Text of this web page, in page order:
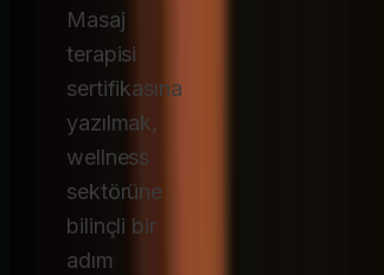
Masaj
terapisi
sertifikasına
yazılmak,
wellness
sektörüne
bilinçli bir
adım